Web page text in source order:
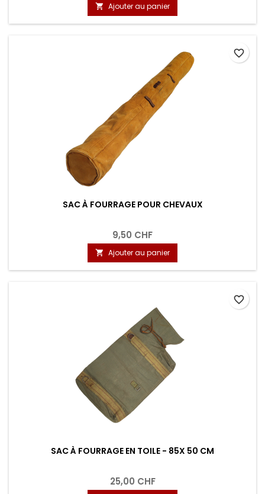
 Ajouter au panier
SAC À FOURRAGE POUR CHEVAUX
9,50 CHF
 Ajouter au panier
favorite_border
SAC À FOURRAGE EN TOILE - 85X 50 CM
25,00 CHF
favorite_border